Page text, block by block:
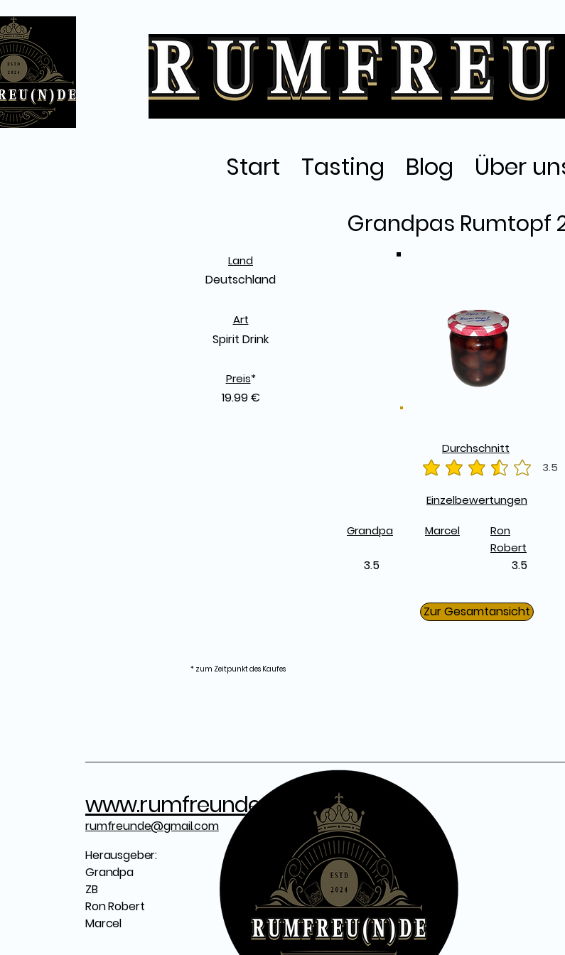
Start Tasting Blog Über
Grandpas Rumtopf
Land
Deutschland
Art
Spirit Drink
Preis*
19.99 €
Durchschnitt
3.5
durchschnittliches Rating
Einzelbewertungen
Grandpa
3.5
Marcel
Ron
Robert
3.5
Zur Gesamtansicht
* zum Zeitpunkt des Kaufes
www.rumfreunde.com
rumfreunde@gmail.com
Herausgeber:
Grandpa
ZB
Ron Robert
Marcel